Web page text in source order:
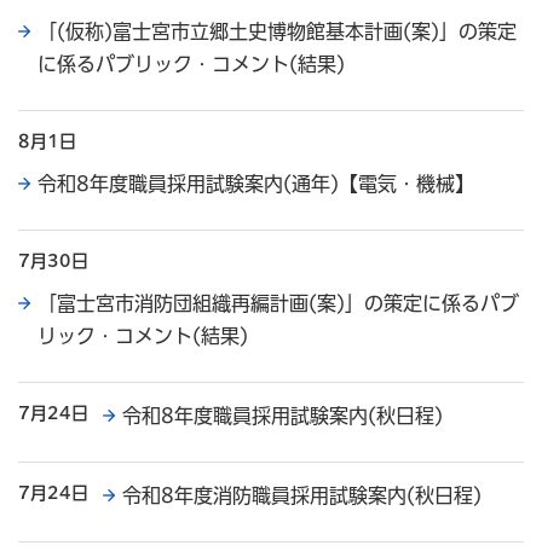
「(仮称)富士宮市立郷土史博物館基本計画(案)」の策定
に係るパブリック・コメント(結果)
8月1日
令和8年度職員採用試験案内(通年)【電気・機械】
7月30日
「富士宮市消防団組織再編計画(案)」の策定に係るパブ
リック・コメント(結果)
7月24日 令和8年度職員採用試験案内(秋日程)
7月24日 令和8年度消防職員採用試験案内(秋日程)